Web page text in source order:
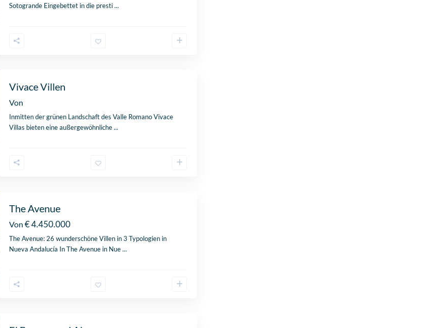
Sotogrande Eingebettet in die presti...
Vivace Villen
Von
Inmitten der grünen Landschaft des Valle Romano Vivace
Villas bieten eine außergewöhnliche...
The Avenue
Von € 4.450.000
The Avenue: 26 wunderschöne Villen in 3 Typologien in
Nueva Andalucía In The Avenue in Nue...